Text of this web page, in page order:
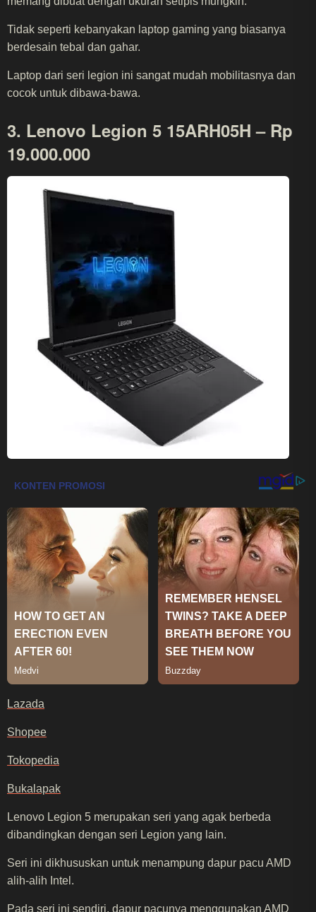
Tidak seperti kebanyakan laptop gaming yang biasanya
berdesain tebal dan gahar.
Laptop dari seri legion ini sangat mudah mobilitasnya dan
cocok untuk dibawa-bawa.
3. Lenovo Legion 5 15ARH05H – Rp
19.000.000
Lazada
Shopee
Tokopedia
Bukalapak
Lenovo Legion 5 merupakan seri yang agak berbeda
dibandingkan dengan seri Legion yang lain.
Seri ini dikhususkan untuk menampung dapur pacu AMD
alih-alih Intel.
Pada seri ini sendiri, dapur pacunya menggunakan AMD